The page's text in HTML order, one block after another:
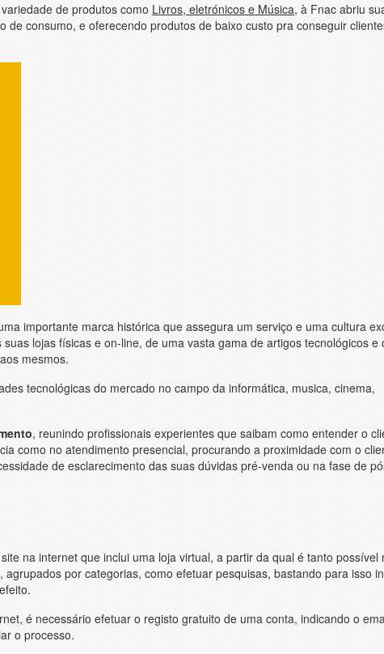
de produtos como Livros, eletrónicos e Música, à Fnac abriu
consumo, e oferecendo produtos de baixo custo pra conseguir
importante marca histórica que assegura um serviço e uma cultura
lojas físicas e on-line, de uma vasta gama de artigos tecnológicos e
mesmos.
tecnológicas do mercado no campo da informática, musica, cinema,
, reunindo profissionais experientes que saibam como entender o
como no atendimento presencial, procurando a proximidade com o
de esclarecimento das suas dúvidas pré-venda ou na fase de
na internet que inclui uma loja virtual, a partir da qual é tanto possível
por categorias, como efetuar pesquisas, bastando para isso
é necessário efetuar o registo gratuito de uma conta, indicando o
o processo.